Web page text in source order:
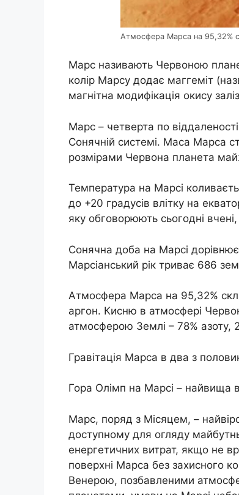
Атмосфера Марса на 95,32%
Марс називають Червоною
колір Марсу додає маггеміт
магнітна модифікація окису
Марс – четверта по
Сонячній системі. Маса Марса
розмірами Червона планета
Температура на Марсі
до +20 градусів влітку на
яку обговорюють сьогодні
Сонячна доба на Марсі
Марсіанський рік триває 686
Атмосфера Марса на 95,32%
аргон. Кисню в атмосфері
атмосферою Землі – 78% азоту,
Гравітація Марса в два з
Гора Олімп на Марсі – найвища в
Марс, поряд з Місяцем, –
доступному для огляду
енергетичних витрат, якщо не
поверхні Марса без захисного
Венерою, позбавленими